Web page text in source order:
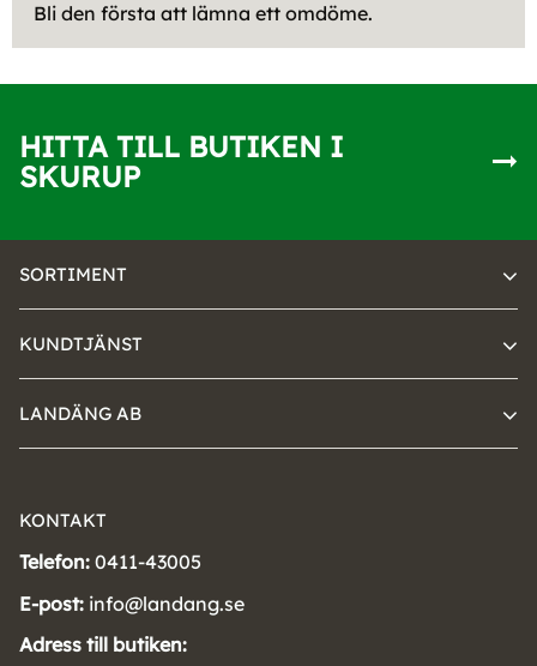
Bli den första att lämna ett omdöme.
HITTA TILL BUTIKEN I
SKURUP
SORTIMENT
KUNDTJÄNST
LANDÄNG AB
KONTAKT
Telefon: 0411-43005
E-post: info@landang.se
Adress till butiken: